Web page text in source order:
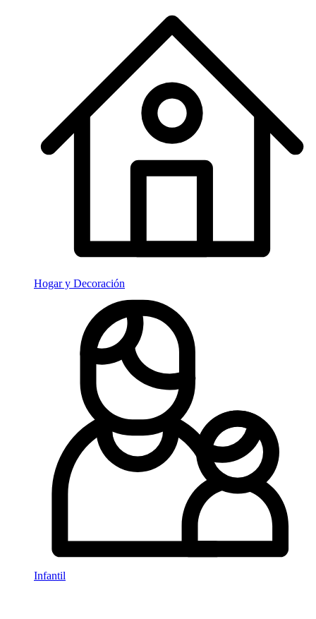
Hogar y Decoración
Infantil